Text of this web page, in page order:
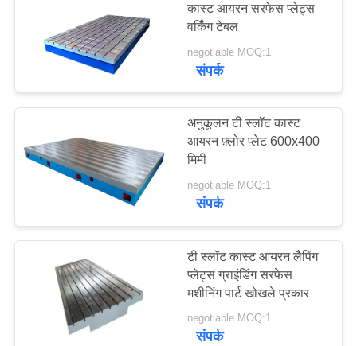
कास्ट आयरन सरफेस प्लेट्स
वर्किंग टेबल
negotiable MOQ:1
संपर्क
अनुकूलन टी स्लॉट कास्ट
आयरन फ़्लोर प्लेट 600x400
मिमी
negotiable MOQ:1
संपर्क
टी स्लॉट कास्ट आयरन लैपिंग
प्लेट्स ग्राइंडिंग सरफेस
मशीनिंग पार्ट खोखले प्रकार
negotiable MOQ:1
संपर्क